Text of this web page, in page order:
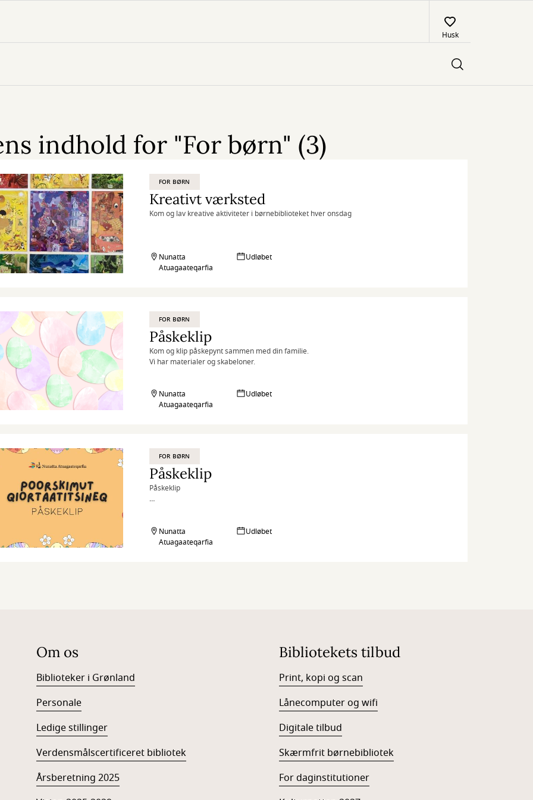
Husk
indhold for "For børn" (3)
FOR BØRN
Kreativt værksted
Kom og lav kreative aktiviteter i børnebiblioteket hver onsdag
Nunatta
Atuagaateqarfia
Udløbet
FOR BØRN
Påskeklip
Kom og klip påskepynt sammen med din familie.
Vi har materialer og skabeloner.
Nunatta
Atuagaateqarfia
Udløbet
FOR BØRN
Påskeklip
Påskeklip
Nunatta
Atuagaateqarfia
Udløbet
Om os
Biblioteker i Grønland
Personale
Ledige stillinger
Verdensmålscertificeret bibliotek
Årsberetning 2025
Bibliotekets tilbud
Print, kopi og scan
Lånecomputer og wifi
Digitale tilbud
Skærmfrit børnebibliotek
For daginstitutioner